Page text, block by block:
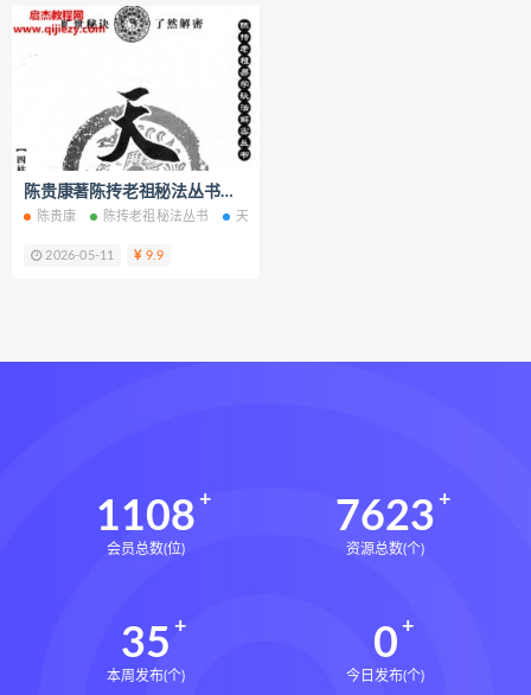
长卿老师课程
六爻万象答疑全书网盘
六爻万象答疑全书pdf
六爻万象答疑全书电子书
六爻万象答疑全书
道家八字化解指导册下载
过三关与做功实例电子书
过三关与做功实例 归一
寻龙点穴高级班课程
辰南择吉日下载 辰南择吉日网盘
陈贵康著陈抟老祖秘法丛书《天运》四柱八字实战预测化解电子书pdf百度网盘下载学习
陈贵康 陈抟老祖秘法丛书 天运四柱八字实战预测化解
2026-05-11 9.9
1108
会员总数(位)
7623
资源总数(个)
35
本周发布(个)
0
今日发布(个)